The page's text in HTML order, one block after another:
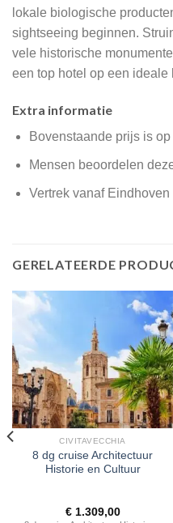
lokale biologische
sightseeing beginnen.
vele historische
een top hotel op een ideale
Extra informatie
Bovenstaande prijs is
Mensen beoordelen
Vertrek vanaf Eindhoven
GERELATEERDE
CIVITAVECCHIA
8 dg cruise Architectuur
Historie en Cultuur
€1.309,00